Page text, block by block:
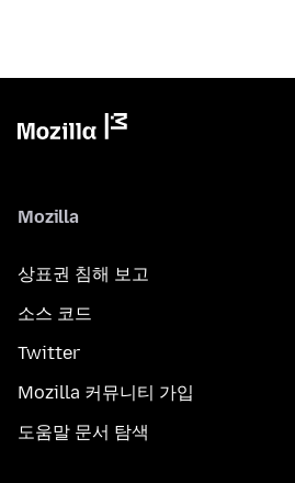
Mozilla
상표권 침해 보고
소스 코드
Twitter
Mozilla 커뮤니티 가입
도움말 문서 탐색